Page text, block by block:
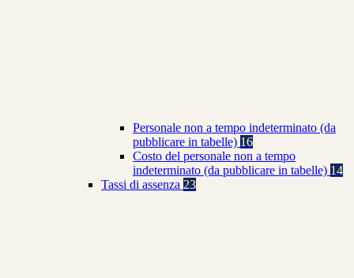
Personale non a tempo indeterminato (da
pubblicare in tabelle) 16
Costo del personale non a tempo
indeterminato (da pubblicare in tabelle) 14
Tassi di assenza 23